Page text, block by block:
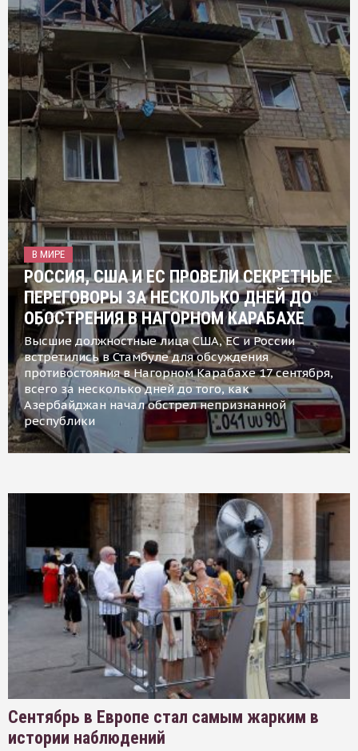
В МИРЕ
РОССИЯ, США И ЕС ПРОВЕЛИ СЕКРЕТНЫЕ
ПЕРЕГОВОРЫ ЗА НЕСКОЛЬКО ДНЕЙ ДО
ОБОСТРЕНИЯ В НАГОРНОМ КАРАБАХЕ
Высшие должностные лица США, ЕС и России
встретились в Стамбуле для обсуждения
противостояния в Нагорном Карабахе 17 сентября,
всего за несколько дней до того, как
Азербайджан начал обстрел непризнанной
республики
Сентябрь в Европе стал самым жарким в
истории наблюдений